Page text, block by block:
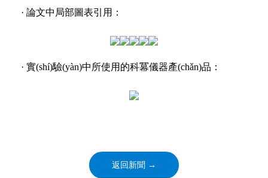
· 論文中局部圖表引用：
· 實(shí)驗(yàn)中所使用的科冪儀器產(chǎn)品：
返回新聞 →